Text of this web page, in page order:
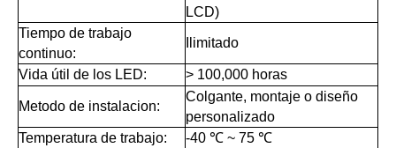
LCD)
Tiempo de trabajo
continuo:
Ilimitado
Vida útil de los LED: > 100,000 horas
Metodo de instalacion:
Colgante, montaje o diseño
personalizado
Temperatura de trabajo:
-40 ℃ ~ 75 ℃